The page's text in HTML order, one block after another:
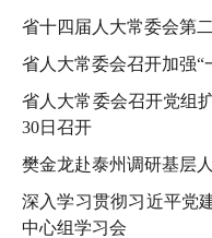
省十四届人大常委会第
省人大常委会召开加强
省人大常委会召开党组
30日召开
樊金龙赴泰州调研基层
深入学习贯彻习近平党
中心组学习会